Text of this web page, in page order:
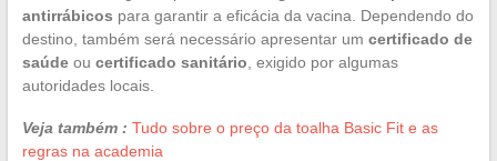
antirrábicos para garantir a eficácia da vacina. Dependendo do
destino, também será necessário apresentar um certificado de
saúdeou certificado sanitário , exigido por algumas
autoridades locais.
Veja também : Tudo sobre o preço da toalha Basic Fit e as
regras na academia